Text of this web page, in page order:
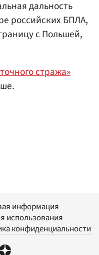
дальность
российских БПЛА,
с Польшей,
стража»
информация
использования
конфиденциальности